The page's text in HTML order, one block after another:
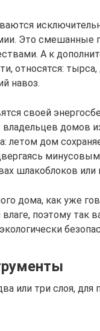
Это смешанные
А к
относятся:
навоз.
своей
домов
летом дом
шлакоблоков или
дома, как уже
поэтому так
или три слоя, для